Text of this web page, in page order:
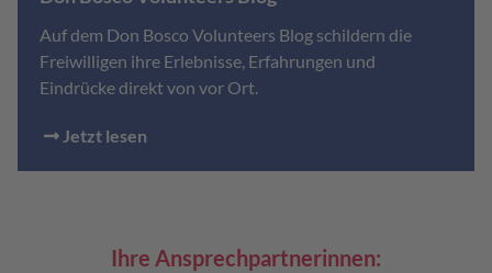
Auf dem Don Bosco Volunteers Blog schildern die
Freiwilligen ihre Erlebnisse, Erfahrungen und
Eindrücke direkt von vor Ort.
Jetzt lesen
Ihre Ansprechpartnerinnen: